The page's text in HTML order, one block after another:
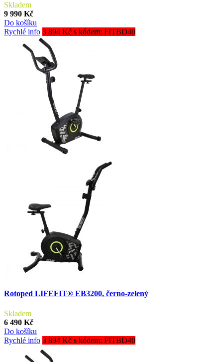
Skladem
9 990 Kč
Do košíku
Rychlé info 3 894 Kč s kódem: FITBD40
Rotoped LIFEFIT® EB3200, černo-zelený
Skladem
6 490 Kč
Do košíku
Rychlé info 3 894 Kč s kódem: FITBD40